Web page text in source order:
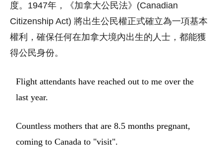
度。1947年，《加拿大公民法》(Canadian
Citizenship Act) 將出生公民權正式確立為一項基本
權利，確保任何在加拿大境內出生的人士，都能獲
得公民身份。
Flight attendants have reached out to me over the
last year.
Countless mothers that are 8.5 months pregnant,
coming to Canada to "visit".